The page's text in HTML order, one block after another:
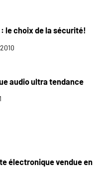
le choix de la sécurité!
audio ultra tendance
électronique vendue en